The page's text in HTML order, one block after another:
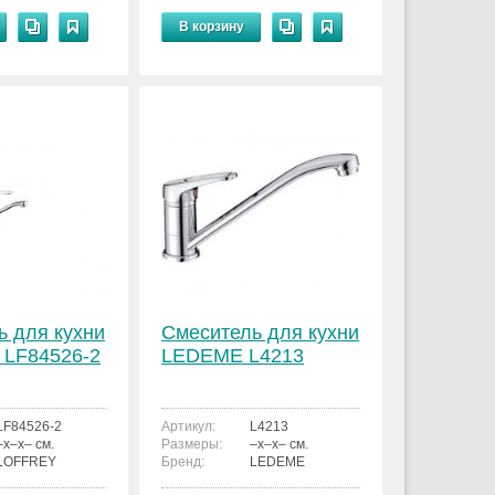
В корзину
для кухни
2
2
см.
Смеситель для кухни
LEDEME L4213
Артикул:
L4213
Размеры:
–x–x– см.
Бренд:
LEDEME